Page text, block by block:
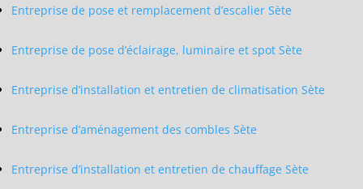
Entreprise de pose et remplacement d’escalier Sète
Entreprise de pose d’éclairage, luminaire et spot Sète
Entreprise d’installation et entretien de climatisation Sète
Entreprise d’aménagement des combles Sète
Entreprise d’installation et entretien de chauffage Sète